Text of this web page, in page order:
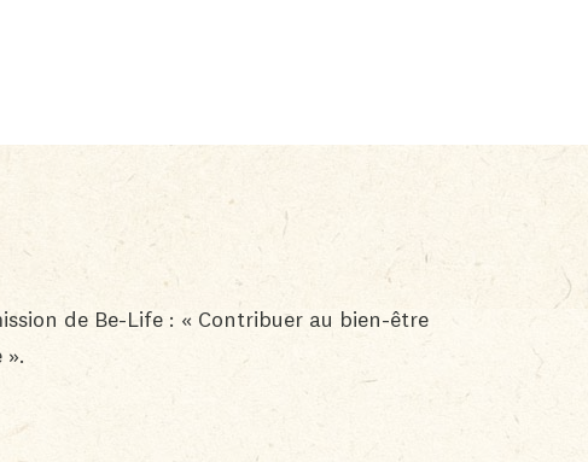
de Be-Life : « Contribuer au bien-être